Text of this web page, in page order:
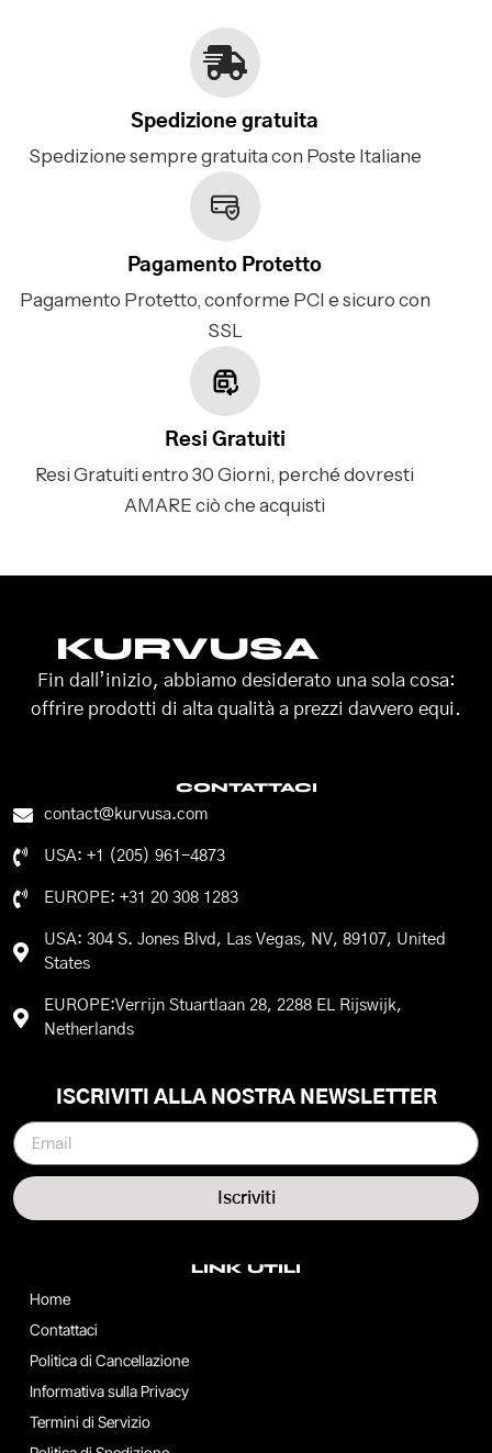
Spedizione gratuita
Spedizione sempre gratuita con Poste Italiane
Pagamento Protetto
Pagamento Protetto, conforme PCI e sicuro con
SSL
Resi Gratuiti
Resi Gratuiti entro 30 Giorni, perché dovresti
AMARE ciò che acquisti
KURVUSA
Fin dall’inizio, abbiamo desiderato una sola cosa:
offrire prodotti di alta qualità a prezzi davvero equi.
CONTATTACI
contact@kurvusa.com
USA: +1 (205) 961-4873
EUROPE: +31 20 308 1283
USA: 304 S. Jones Blvd, Las Vegas, NV, 89107, United
States
EUROPE:Verrijn Stuartlaan 28, 2288 EL Rijswijk,
Netherlands
LINK UTILI
Home
Contattaci
Politica di Cancellazione
Informativa sulla Privacy
Termini di Servizio
ISCRIVITI ALLA NOSTRA NEWSLETTER
Iscriviti